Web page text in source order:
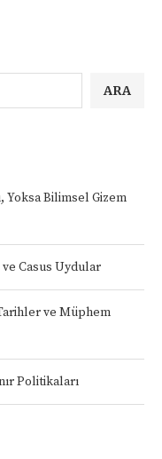
ARA
Yoksa Bilimsel Gizem
Casus Uydular
ve Müphem
Politikaları